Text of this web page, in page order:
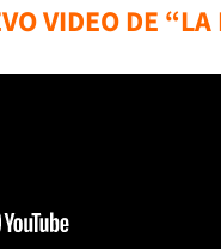
VIDEO DE